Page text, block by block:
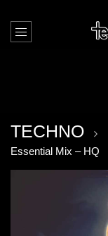
TECHNO
Essential Mix – HQ